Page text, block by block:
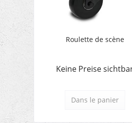
Roulette de scène
Keine Preise
Dans le panier